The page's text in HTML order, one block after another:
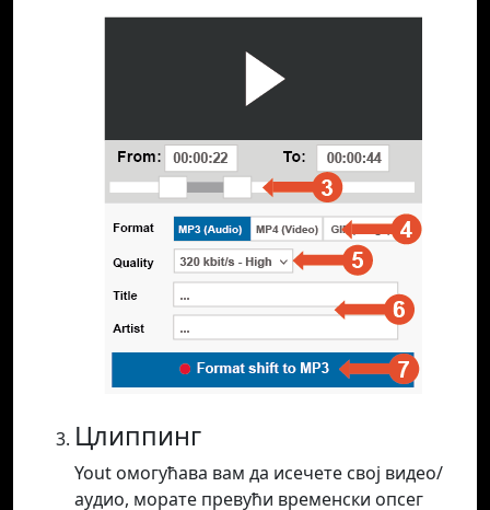
Цлиппинг
Yout омогућава вам да исечете свој видео/
аудио, морате превући временски опсег